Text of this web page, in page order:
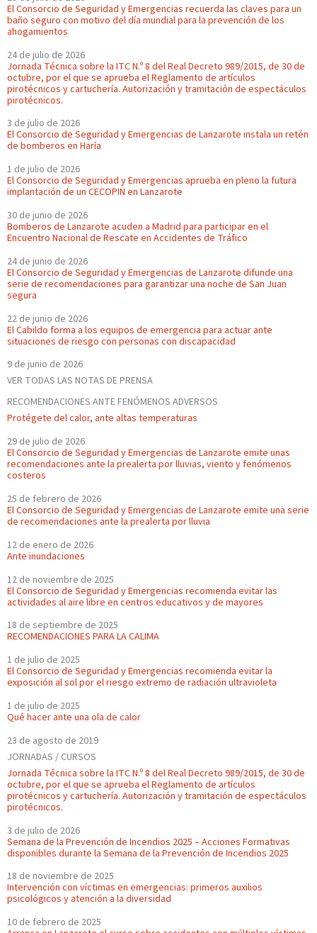
El Consorcio de Seguridad y Emergencias recuerda las claves para un
baño seguro con motivo del día mundial para la prevención de los
ahogamientos
24 de julio de 2026
Jornada Técnica sobre la ITC N.º 8 del Real Decreto 989/2015, de 30 de
octubre, por el que se aprueba el Reglamento de artículos
pirotécnicos y cartuchería. Autorización y tramitación de espectáculos
pirotécnicos.
3 de julio de 2026
El Consorcio de Seguridad y Emergencias de Lanzarote instala un retén
de bomberos en Haría
1 de julio de 2026
El Consorcio de Seguridad y Emergencias aprueba en pleno la futura
implantación de un CECOPIN en Lanzarote
30 de junio de 2026
Bomberos de Lanzarote acuden a Madrid para participar en el
Encuentro Nacional de Rescate en Accidentes de Tráfico
24 de junio de 2026
El Consorcio de Seguridad y Emergencias de Lanzarote difunde una
serie de recomendaciones para garantizar una noche de San Juan
segura
22 de junio de 2026
El Cabildo forma a los equipos de emergencia para actuar ante
situaciones de riesgo con personas con discapacidad
9 de junio de 2026
VER TODAS LAS NOTAS DE PRENSA
RECOMENDACIONES ANTE FENÓMENOS ADVERSOS
Protégete del calor, ante altas temperaturas
29 de julio de 2026
El Consorcio de Seguridad y Emergencias de Lanzarote emite unas
recomendaciones ante la prealerta por lluvias, viento y fenómenos
costeros
25 de febrero de 2026
El Consorcio de Seguridad y Emergencias de Lanzarote emite una serie
de recomendaciones ante la prealerta por lluvia
12 de enero de 2026
Ante inundaciones
12 de noviembre de 2025
El Consorcio de Seguridad y Emergencias recomienda evitar las
actividades al aire libre en centros educativos y de mayores
18 de septiembre de 2025
RECOMENDACIONES PARA LA CALIMA
1 de julio de 2025
El Consorcio de Seguridad y Emergencias recomienda evitar la
exposición al sol por el riesgo extremo de radiación ultravioleta
1 de julio de 2025
Qué hacer ante una ola de calor
23 de agosto de 2019
JORNADAS / CURSOS
Jornada Técnica sobre la ITC N.º 8 del Real Decreto 989/2015, de 30 de
octubre, por el que se aprueba el Reglamento de artículos
pirotécnicos y cartuchería. Autorización y tramitación de espectáculos
pirotécnicos.
3 de julio de 2026
Semana de la Prevención de Incendios 2025 – Acciones Formativas
disponibles durante la Semana de la Prevención de Incendios 2025
18 de noviembre de 2025
Intervención con víctimas en emergencias: primeros auxilios
psicológicos y atención a la diversidad
10 de febrero de 2025